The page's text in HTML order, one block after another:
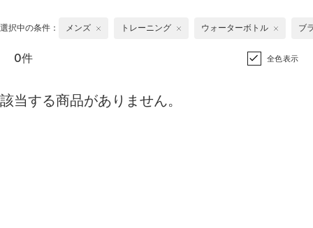
選択中の条件： メンズ トレーニング ウォーターボトル ブ
0件 全色表示
該当する商品がありません。